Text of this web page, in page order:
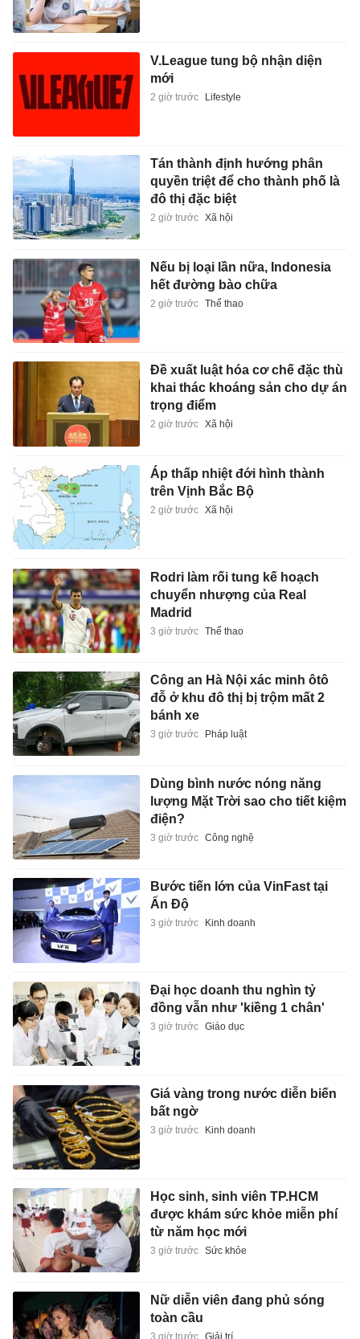
V.League tung bộ nhận diện
mới
2 giờ trước Lifestyle
Tán thành định hướng phân
quyền triệt để cho thành phố là
đô thị đặc biệt
2 giờ trước Xã hội
Nếu bị loại lần nữa, Indonesia
hết đường bào chữa
2 giờ trước Thể thao
Đề xuất luật hóa cơ chế đặc thù
khai thác khoáng sản cho dự án
trọng điểm
2 giờ trước Xã hội
Áp thấp nhiệt đới hình thành
trên Vịnh Bắc Bộ
2 giờ trước Xã hội
Rodri làm rối tung kế hoạch
chuyển nhượng của Real
Madrid
3 giờ trước Thể thao
Công an Hà Nội xác minh ôtô
đỗ ở khu đô thị bị trộm mất 2
bánh xe
3 giờ trước Pháp luật
Dùng bình nước nóng năng
lượng Mặt Trời sao cho tiết kiệm
điện?
3 giờ trước Công nghệ
Bước tiến lớn của VinFast tại
Ấn Độ
3 giờ trước Kinh doanh
Đại học doanh thu nghìn tỷ
đồng vẫn như 'kiềng 1 chân'
3 giờ trước Giáo dục
Giá vàng trong nước diễn biến
bất ngờ
3 giờ trước Kinh doanh
Học sinh, sinh viên TP.HCM
được khám sức khỏe miễn phí
từ năm học mới
3 giờ trước Sức khỏe
Nữ diễn viên đang phủ sóng
toàn cầu
3 giờ trước Giải trí